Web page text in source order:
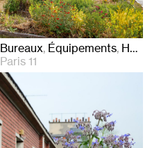
Bureaux Équipements Hôtels
Paris 11